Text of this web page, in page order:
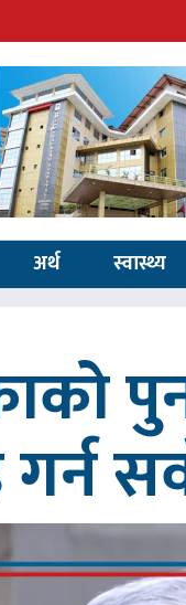
अर्थ स्वास्थ्य